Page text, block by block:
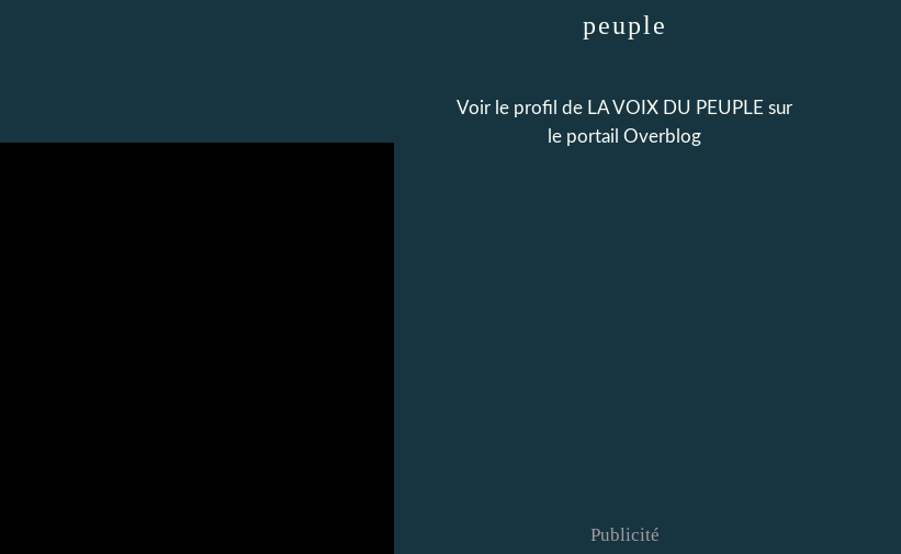
peuple
Voir le profil de LA VOIX DU PEUPLE sur
le portail Overblog
Publicité